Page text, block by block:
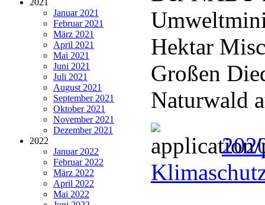
Januar 2021
Februar 2021
März 2021
April 2021
Mai 2021
Juni 2021
Juli 2021
August 2021
September 2021
Oktober 2021
November 2021
Dezember 2021
2022
Januar 2022
Februar 2022
März 2022
April 2022
Mai 2022
Hektar
Großen
Naturwald